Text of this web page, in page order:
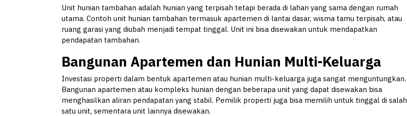
Unit hunian tambahan adalah hunian yang terpisah tetapi berada di lahan yang sama dengan rumah
utama. Contoh unit hunian tambahan termasuk apartemen di lantai dasar, wisma tamu terpisah, atau
ruang garasi yang diubah menjadi tempat tinggal. Unit ini bisa disewakan untuk mendapatkan
pendapatan tambahan.
Bangunan Apartemen dan Hunian Multi-Keluarga
Investasi properti dalam bentuk apartemen atau hunian multi-keluarga juga sangat menguntungkan.
Bangunan apartemen atau kompleks hunian dengan beberapa unit yang dapat disewakan bisa
menghasilkan aliran pendapatan yang stabil. Pemilik properti juga bisa memilih untuk tinggal di salah
satu unit, sementara unit lainnya disewakan.